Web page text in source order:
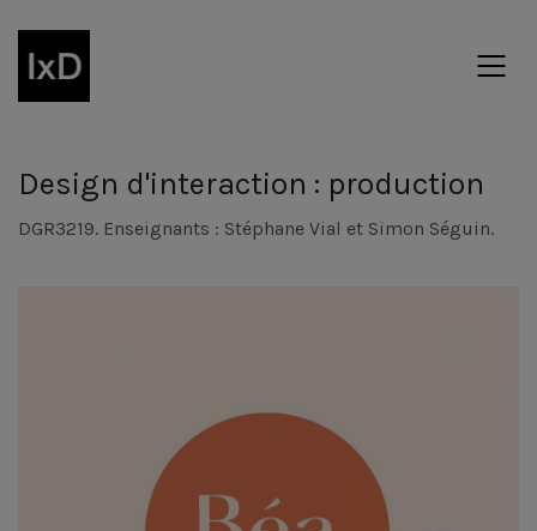
Design d'interaction : production
DGR3219. Enseignants : Stéphane Vial et Simon Séguin.